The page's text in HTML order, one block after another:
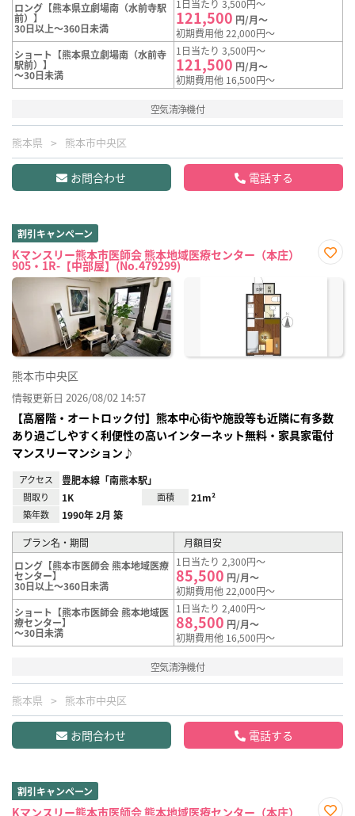
ロング【熊本県立劇場南（水前寺駅
前）】
30日以上～360日未満
1日当たり 3,500円～
121,500 円/月～
初期費用他 22,000円～
ショート【熊本県立劇場南（水前寺
駅前）】
～30日未満
1日当たり 3,500円～
121,500 円/月～
初期費用他 16,500円～
空気清浄機付
熊本県 熊本市中央区
お問合わせ 電話する
割引キャンペーン
Kマンスリー熊本市医師会 熊本地域医療センター（本庄）
905・1R-【中部屋】(No.479299)
に入
熊本市中央区
情報更新日 2026/08/02 14:57
【高層階・オートロック付】熊本中心街や施設等も近隣に有多数
あり過ごしやすく利便性の高いインターネット無料・家具家電付
マンスリーマンション♪
アクセス 豊肥本線「南熊本駅」
間取り 1K 面積 21m²
築年数 1990年 2月 築
プラン名・期間
月額目安
ロング【熊本市医師会 熊本地域医療
センター】
30日以上～360日未満
1日当たり 2,300円～
85,500 円/月～
初期費用他 22,000円～
ショート【熊本市医師会 熊本地域医
療センター】
～30日未満
1日当たり 2,400円～
88,500 円/月～
初期費用他 16,500円～
空気清浄機付
熊本県 熊本市中央区
お問合わせ 電話する
割引キャンペーン
Kマンスリー熊本市医師会 熊本地域医療センター（本庄）